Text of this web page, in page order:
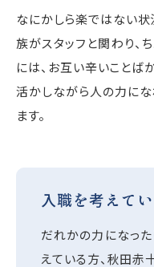
なにかしら楽ではない
族がスタッフと関わり、
には、お互い辛いことば
活かしながら人の力に
ます。
入職を考えて
だれかの力になっ
えている方、秋田